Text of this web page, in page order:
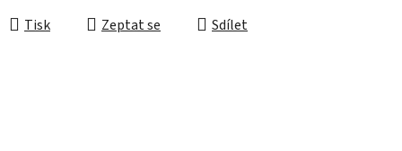
Tisk Zeptat se Sdílet